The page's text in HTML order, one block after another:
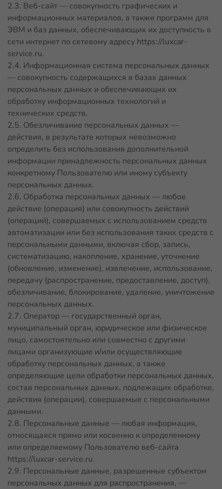
2.3. Веб-сайт — совокупность графических и
информационных материалов, а также программ для
ЭВМ и баз данных, обеспечивающих их доступность в
сети интернет по сетевому адресу https://luxcar-
service.ru.
2.4. Информационная система персональных данных
— совокупность содержащихся в базах данных
персональных данных и обеспечивающих их
обработку информационных технологий и
технических средств.
2.5. Обезличивание персональных данных —
действия, в результате которых невозможно
определить без использования дополнительной
информации принадлежность персональных данных
конкретному Пользователю или иному субъекту
персональных данных.
2.6. Обработка персональных данных — любое
действие (операция) или совокупность действий
(операций), совершаемых с использованием средств
автоматизации или без использования таких средств с
персональными данными, включая сбор, запись,
систематизацию, накопление, хранение, уточнение
(обновление, изменение), извлечение, использование,
передачу (распространение, предоставление, доступ),
обезличивание, блокирование, удаление, уничтожение
персональных данных.
2.7. Оператор — государственный орган,
муниципальный орган, юридическое или физическое
лицо, самостоятельно или совместно с другими
лицами организующие и/или осуществляющие
обработку персональных данных, а также
определяющие цели обработки персональных данных,
состав персональных данных, подлежащих обработке,
действия (операции), совершаемые с персональными
данными.
2.8. Персональные данные — любая информация,
относящаяся прямо или косвенно к определенному
или определяемому Пользователю веб-сайта
https://luxcar-service.ru.
2.9. Персональные данные, разрешенные субъектом
персональных данных для распространения, —